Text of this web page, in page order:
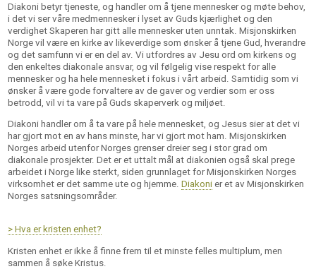
Diakoni betyr tjeneste, og handler om å tjene mennesker og møte behov,
i det vi ser våre medmennesker i lyset av Guds kjærlighet og den
verdighet Skaperen har gitt alle mennesker uten unntak. Misjonskirken
Norge vil være en kirke av likeverdige som ønsker å tjene Gud, hverandre
og det samfunn vi er en del av. Vi utfordres av Jesu ord om kirkens og
den enkeltes diakonale ansvar, og vil følgelig vise respekt for alle
mennesker og ha hele mennesket i fokus i vårt arbeid. Samtidig som vi
ønsker å være gode forvaltere av de gaver og verdier som er oss
betrodd, vil vi ta vare på Guds skaperverk og miljøet.
Diakoni handler om å ta vare på hele mennesket, og Jesus sier at det vi
har gjort mot en av hans minste, har vi gjort mot ham. Misjonskirken
Norges arbeid utenfor Norges grenser dreier seg i stor grad om
diakonale prosjekter. Det er et uttalt mål at diakonien også skal prege
arbeidet i Norge like sterkt, siden grunnlaget for Misjonskirken Norges
virksomhet er det samme ute og hjemme.Diakoni er et av Misjonskirken
Norges satsningsområder.
> Hva er kristen enhet?
Kristen enhet er ikke å finne frem til et minste felles multiplum, men
sammen å søke Kristus.